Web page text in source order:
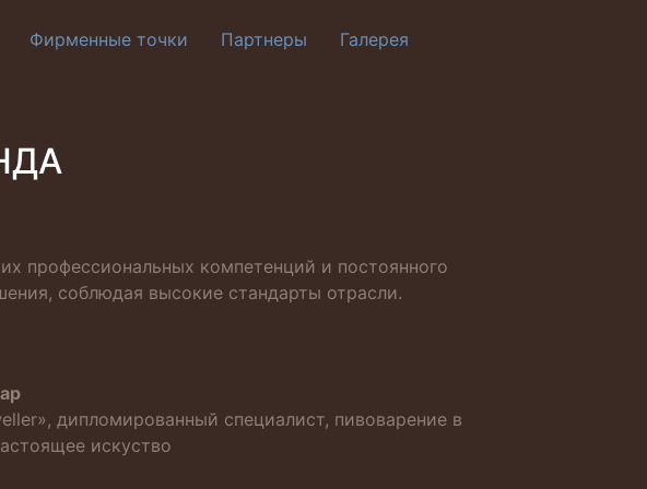
Фирменные точки Партнеры
Галерея
профессиональных компетенций и постоянного
соблюдая высокие стандарты отрасли.
дипломированный специалист, пивоварение в
искуство